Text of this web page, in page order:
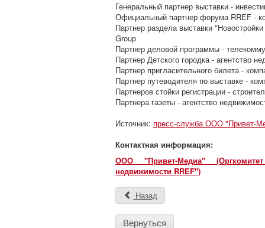
Генеральный партнер выставки -
Официальный партнер форума RREF -
Партнер раздела выставки
Group
Партнер деловой программы -
Партнер Детского городка - агентство
Партнер пригласительного билета -
Партнер путеводителя по выставке -
Партнеров стойки регистрации -
Партнера газеты - агентство
Источник: пресс-служба ООО "Привет-
Контактная информация:
ООО "Привет-Медиа"
недвижимости RREF")
Назад
Вернуться